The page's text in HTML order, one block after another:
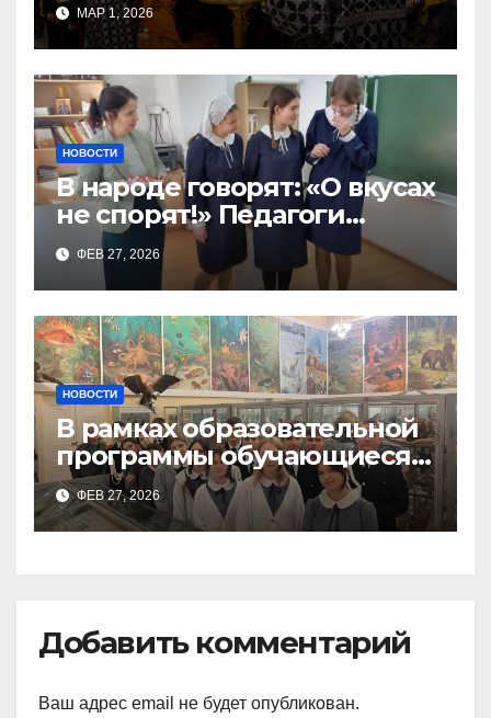
храме состоялось Великое
МАР 1, 2026
НОВОСТИ
В народе говорят: «О вкусах
не спорят!» Педагоги
поварского отделения
Тимченко О.О.
ФЕВ 27, 2026
НОВОСТИ
В рамках образовательной
программы обучающиеся
9а,8,9б классов посетили
зоологический музей и
ФЕВ 27, 2026
Добавить комментарий
Ваш адрес email не будет опубликован.